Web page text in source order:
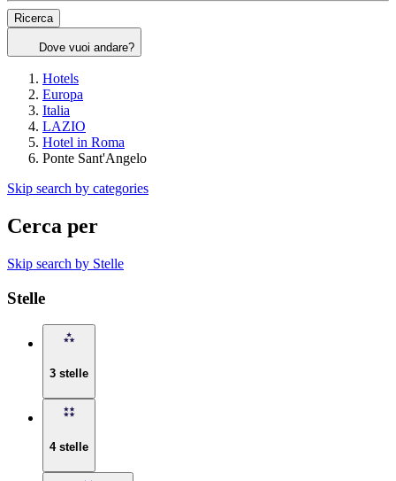
Ricerca
Dove vuoi andare?
Hotels
Europa
Italia
LAZIO
Hotel in Roma
Ponte Sant'Angelo
Skip search by categories
Cerca per
Skip search by Stelle
Stelle
3 stelle
4 stelle